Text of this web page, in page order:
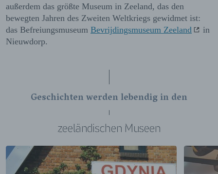
außerdem das größte Museum in Zeeland, das den
bewegten Jahren des Zweiten Weltkriegs gewidmet ist:
das Befreiungsmuseum Bevrijdingsmuseum Zeeland
in
Nieuwdorp.
Geschichten werden lebendig in den
zeeländischen Museen